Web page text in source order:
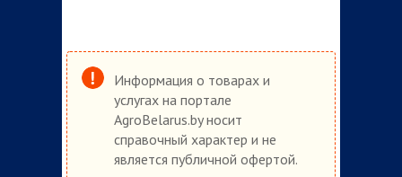
Информация о товарах и
услугах на портале
AgroBelarus.by носит
справочный характер и не
является публичной офертой.